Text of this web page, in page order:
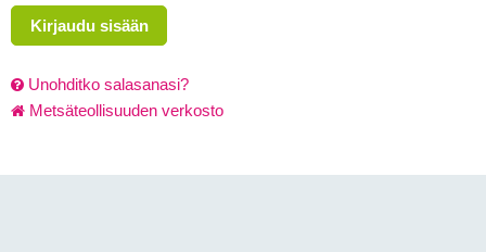
Kirjaudu sisään
Unohditko salasanasi?
Metsäteollisuuden verkosto